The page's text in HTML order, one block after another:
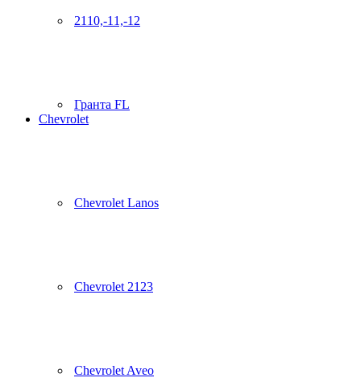
2110,-11,-12
Гранта FL
Chevrolet
Chevrolet Lanos
Chevrolet 2123
Chevrolet Aveo